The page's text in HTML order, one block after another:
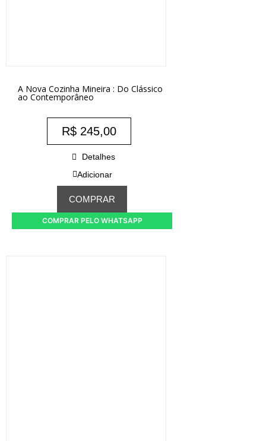
A Nova Cozinha Mineira : Do Clássico
ao Contemporâneo
R$ 245,00
Detalhes
Adicionar
COMPRAR
COMPRAR PELO WHATSAPP